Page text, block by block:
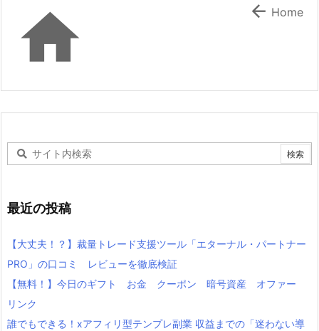
  Home
最近の投稿
【大丈夫！？】裁量トレード支援ツール「エターナル・パートナー
PRO」の口コミ レビューを徹底検証
【無料！】今日のギフト お金 クーポン 暗号資産 オファー
リンク
誰でもできる！xアフィリ型テンプレ副業 収益までの「迷わない導